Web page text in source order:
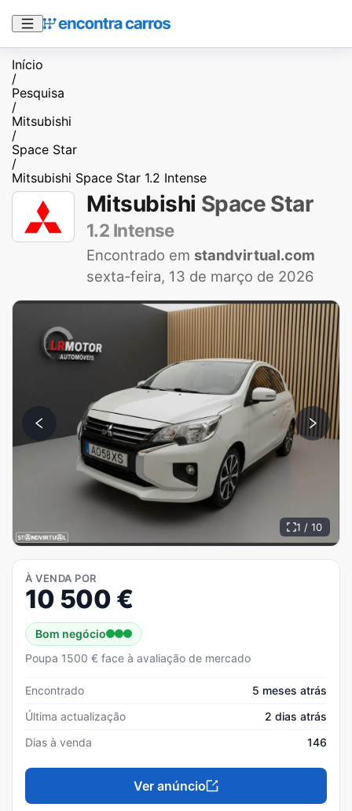
Início
/
Pesquisa
/
Mitsubishi
/
Space Star
/
Mitsubishi Space Star 1.2 Intense
Mitsubishi Space Star
1.2 Intense
Encontrado em standvirtual.com
sexta-feira, 13 de março de 2026
1 / 10
À VENDA POR
10 500 €
Bom negócio
Poupa 1500 € face à avaliação de mercado
Encontrado
5 meses atrás
Última actualização
2 dias atrás
Dias à venda
146
Ver anúncio